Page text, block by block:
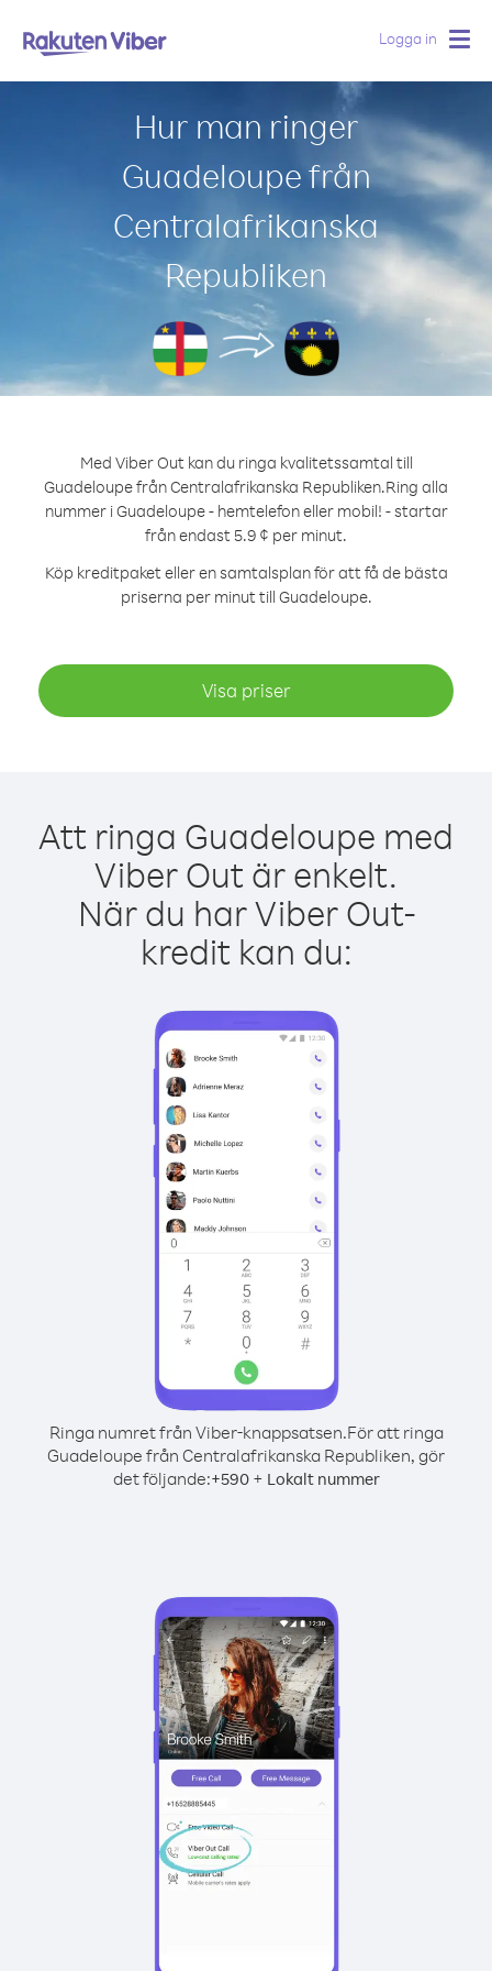
Logga in
Hur man ringer
Guadeloupe från
Centralafrikanska
Republiken
Med Viber Out kan du ringa kvalitetssamtal till
Guadeloupe från Centralafrikanska Republiken.Ring alla
nummer i Guadeloupe - hemtelefon eller mobil! - startar
från endast 5.9 ¢ per minut.
Köp kreditpaket eller en samtalsplan för att få de bästa
priserna per minut till Guadeloupe.
Visa priser
Att ringa Guadeloupe med
Viber Out är enkelt.
När du har Viber Out-
kredit kan du:
Ringa numret från Viber-knappsatsen.För att ringa
Guadeloupe från Centralafrikanska Republiken, gör
det följande:+590+ Lokalt nummer